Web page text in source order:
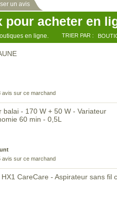
un avis
pour acheter en
en ligne. TRIER PAR :
avis sur ce marchand
balai - 170 W + 50 W - Variateur
60 min - 0,5L
avis sur ce marchand
CareCare - Aspirateur sans fil